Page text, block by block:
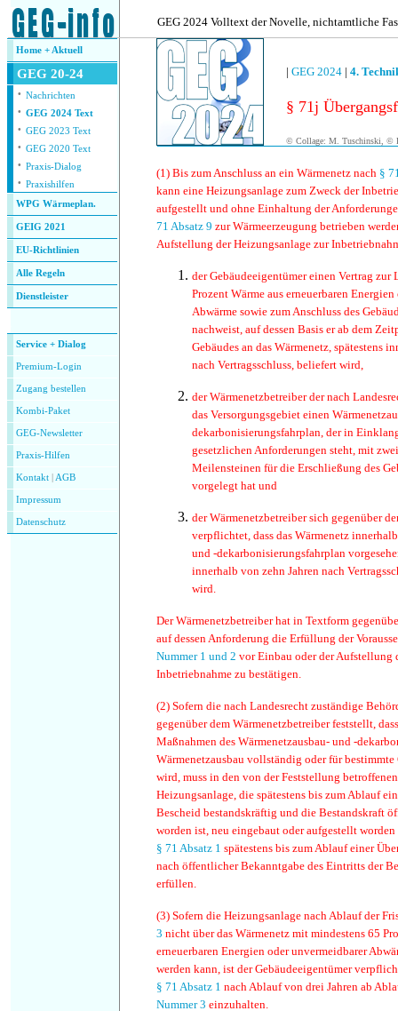
GEG 2024 Volltext der Novelle, nichtamtliche
Home + Aktuell
GEG 20-24
· Nachrichten
· GEG 2024 Text
· GEG 2023 Text
· GEG 2020 Text
· Praxis-Dialog
· Praxishilfen
WPG Wärmeplan.
GEIG 2021
EU-Richtlinien
Alle Regeln
Dienstleister
Service + Dialog
Premium-Login
Zugang bestellen
Kombi-Paket
GEG-Newsletter
Praxis-Hilfen
Kontakt AGB
Impressum
Datenschutz
| GEG 2024 | 4.
§ 71j
© Collage: M. Tuschinski, ©
(1) Bis zum Anschluss an ein Wärmenetz nach §
kann eine Heizungsanlage zum Zweck der
aufgestellt und ohne Einhaltung der
71 Absatz 9 zur Wärmeerzeugung betrieben
Aufstellung der Heizungsanlage zur
derGebäudeeigentümer einen Vertrag zur
Prozent Wärme aus erneuerbaren
Abwärme sowie zum Anschluss des
nachweist, auf dessen Basis er ab dem
Gebäudes an das Wärmenetz, spätestens
nach Vertragsschluss, beliefert wird,
derWärmenetzbetreiber der nach
das Versorgungsgebiet einen
dekarbonisierungsfahrplan, der in
gesetzlichen Anforderungen steht, mit
Meilensteinen für die Erschließung des
vorgelegt hat und
der Wärmenetzbetreiber sich gegenüber
verpflichtet, dass das Wärmenetz
und -dekarbonisierungsfahrplan
innerhalb von zehn Jahren nach
wird.
Der Wärmenetzbetreiber hat in Textform
auf dessen Anforderung die Erfüllung der
Nummer 1 und 2 vor Einbau oder der Aufstellung
Inbetriebnahme zu bestätigen.
(2) Sofern die nach Landesrecht zuständige
gegenüber dem Wärmenetzbetreiber feststellt,
Maßnahmen des Wärmenetzausbau- und -
Wärmenetzausbau vollständig oder für
wird, muss in den von der Feststellung
Heizungsanlage, die spätestens bis zum Ablauf
Bescheid bestandskräftig und die Bestandskraft
worden ist, neu eingebaut oder aufgestellt
§ 71 Absatz 1 spätestens bis zum Ablauf einer
nach öffentlicher Bekanntgabe des Eintritts der
erfüllen.
(3) Sofern die Heizungsanlage nach Ablauf der
3 nicht über das Wärmenetz mit mindestens 65
erneuerbaren Energien oder unvermeidbarer
werden kann, ist der Gebäudeeigentümer
§ 71 Absatz 1 nach Ablauf von drei Jahren ab
Nummer 3 einzuhalten.